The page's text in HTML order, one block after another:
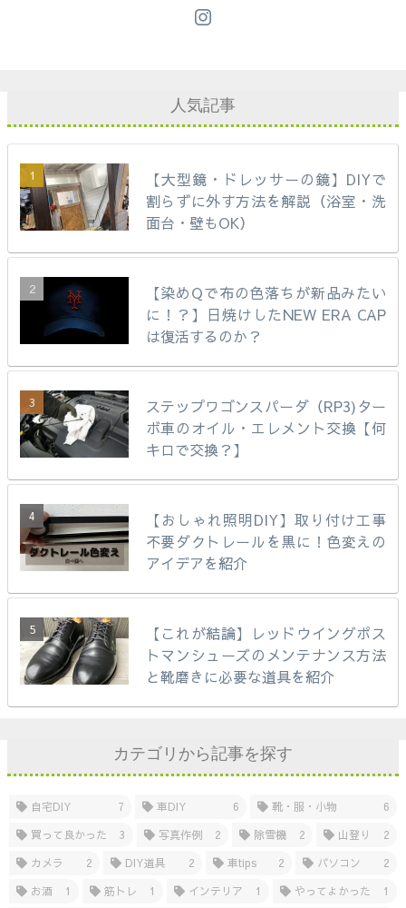
人気記事
【大型鏡・ドレッサーの鏡】DIYで
割らずに外す方法を解説（浴室・洗
面台・壁もOK）
【染めQで布の色落ちが新品みたい
に！？】日焼けしたNEW ERA CAP
は復活するのか？
ステップワゴンスパーダ（RP3)ター
ボ車のオイル・エレメント交換【何
キロで交換？】
【おしゃれ照明DIY】取り付け工事
不要ダクトレールを黒に！色変えの
アイデアを紹介
【これが結論】レッドウイングポス
トマンシューズのメンテナンス方法
と靴磨きに必要な道具を紹介
カテゴリから記事を探す
自宅DIY 7 車DIY 6 靴・服・小物
6
買って良かった
3 写真作例 2 除雪機 2 山登り
2
カメラ
2 DIY道具 2 車tips 2 パソコン
2
お酒
1 筋トレ 1 インテリア 1 やってよかった 1